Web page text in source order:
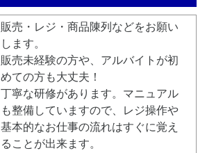
販売・レジ・商品陳列などをお願い
します。
販売未経験の方や、アルバイトが初
めての方も大丈夫！
丁寧な研修があります。マニュアル
も整備していますので、レジ操作や
基本的なお仕事の流れはすぐに覚え
ることが出来ます。